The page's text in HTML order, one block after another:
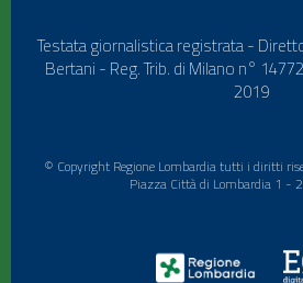
Testata giornalistica registrata -
Bertani - Reg. Trib. di Milano n°
2019
© Copyright Regione Lombardia tutti i diritti
Piazza Città di Lombardia 1 -